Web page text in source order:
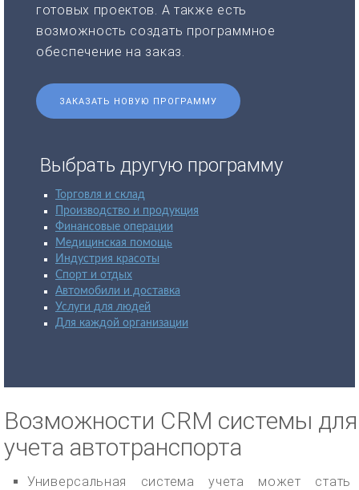
готовых проектов. А также есть
возможность создать программное
обеспечение на заказ.
ЗАКАЗАТЬ НОВУЮ ПРОГРАММУ
Выбрать другую программу
Торговля и склад
Производство и продукция
Финансовые операции
Медицинская помощь
Индустрия красоты
Спорт и отдых
Автомобили и доставка
Услуги для людей
Для каждой организации
Возможности CRM системы для
учета автотранспорта
Универсальная система учета может стать